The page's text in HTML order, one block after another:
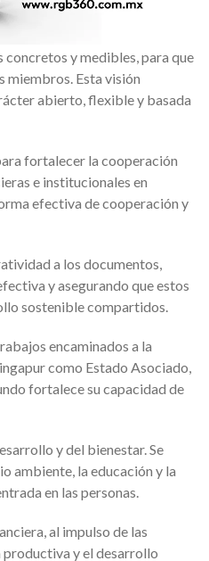
y medibles, para que
miembros. Esta visión
abierto, flexible y basada
fortalecer la cooperación
e institucionales en
efectiva de cooperación y
a los documentos,
y asegurando que estos
sostenible compartidos.
encaminados a la
como Estado Asociado,
fortalece su capacidad de
y del bienestar. Se
ambiente, la educación y la
en las personas.
al impulso de las
productiva y el desarrollo